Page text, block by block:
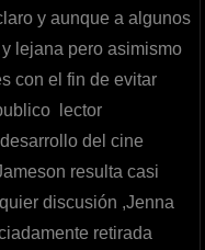
y aunque a algunos
lejana pero asimismo
con el fin de evitar
lector
del cine
resulta casi
discusión ,Jenna
retirada